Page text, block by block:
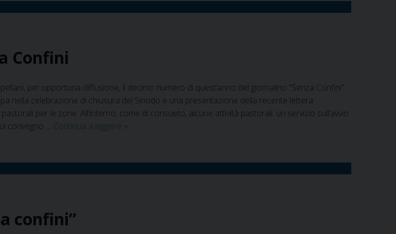
confini”
Confini
per opportuna diffusione, il decimo numero di quest’anno del giornalino “Senza Confini”.
nella celebrazione di chiusura del Sinodo e una presentazione della recente lettera
per le zone. All’interno, come di consueto, alcune attività pastorali: un servizio sull’avvio
convegno … Continua a leggere In
n.10
anno
»
confini”